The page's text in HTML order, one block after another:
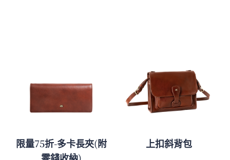
限量75折-多卡長夾(附
零錢收納)
上扣斜背包